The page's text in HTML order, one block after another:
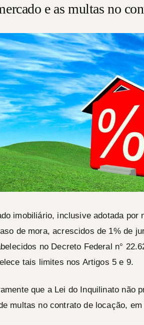
e as multas no
imobiliário, inclusive adotada por
de mora, acrescidos de 1% de
no Decreto Federal n°
tais limites nos Artigos 5 e 9.
que a Lei do Inquilinato não
multas no contrato de locação,